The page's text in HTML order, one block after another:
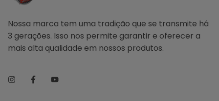
Nossa marca tem uma tradição que se transmite há
3 gerações. Isso nos permite garantir e oferecer a
mais alta qualidade em nossos produtos.